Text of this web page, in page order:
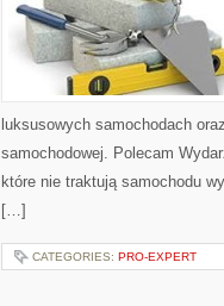
luksusowych samochodach
samochodowej. Polecam
które nie traktują samochodu
[…]
CATEGORIES: PRO-EXPERT